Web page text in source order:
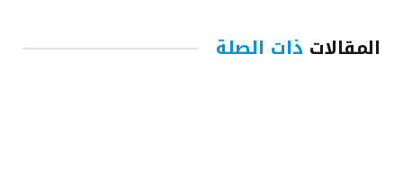
المقالات ذات الصلة